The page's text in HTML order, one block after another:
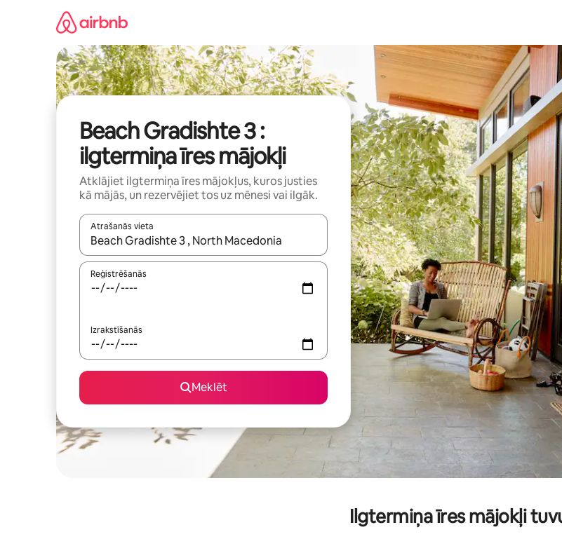
Beach Gradishte 3 :
ilgtermiņa īres mājokļi
Atklājiet ilgtermiņa īres mājokļus, kuros justies
kā mājās, un rezervējiet tos uz mēnesi vai ilgāk.
Atrašanās vieta
Kad rezultāti kļūs pieejami, izmantojiet bultiņu uz augšu un uz leju vai izpētiet tos, pieskaroties ekrānam
Reģistrēšanās
Izrakstīšanās
Meklēt
Ilgtermiņa īres mājokļi